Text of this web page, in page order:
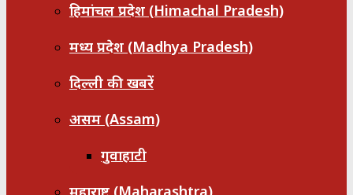
हिमांचल प्रदेश (Himachal Pradesh)
मध्य प्रदेश (Madhya Pradesh)
दिल्ली की खबरें
असम (Assam)
गुवाहाटी
महाराष्ट्र (Maharashtra)